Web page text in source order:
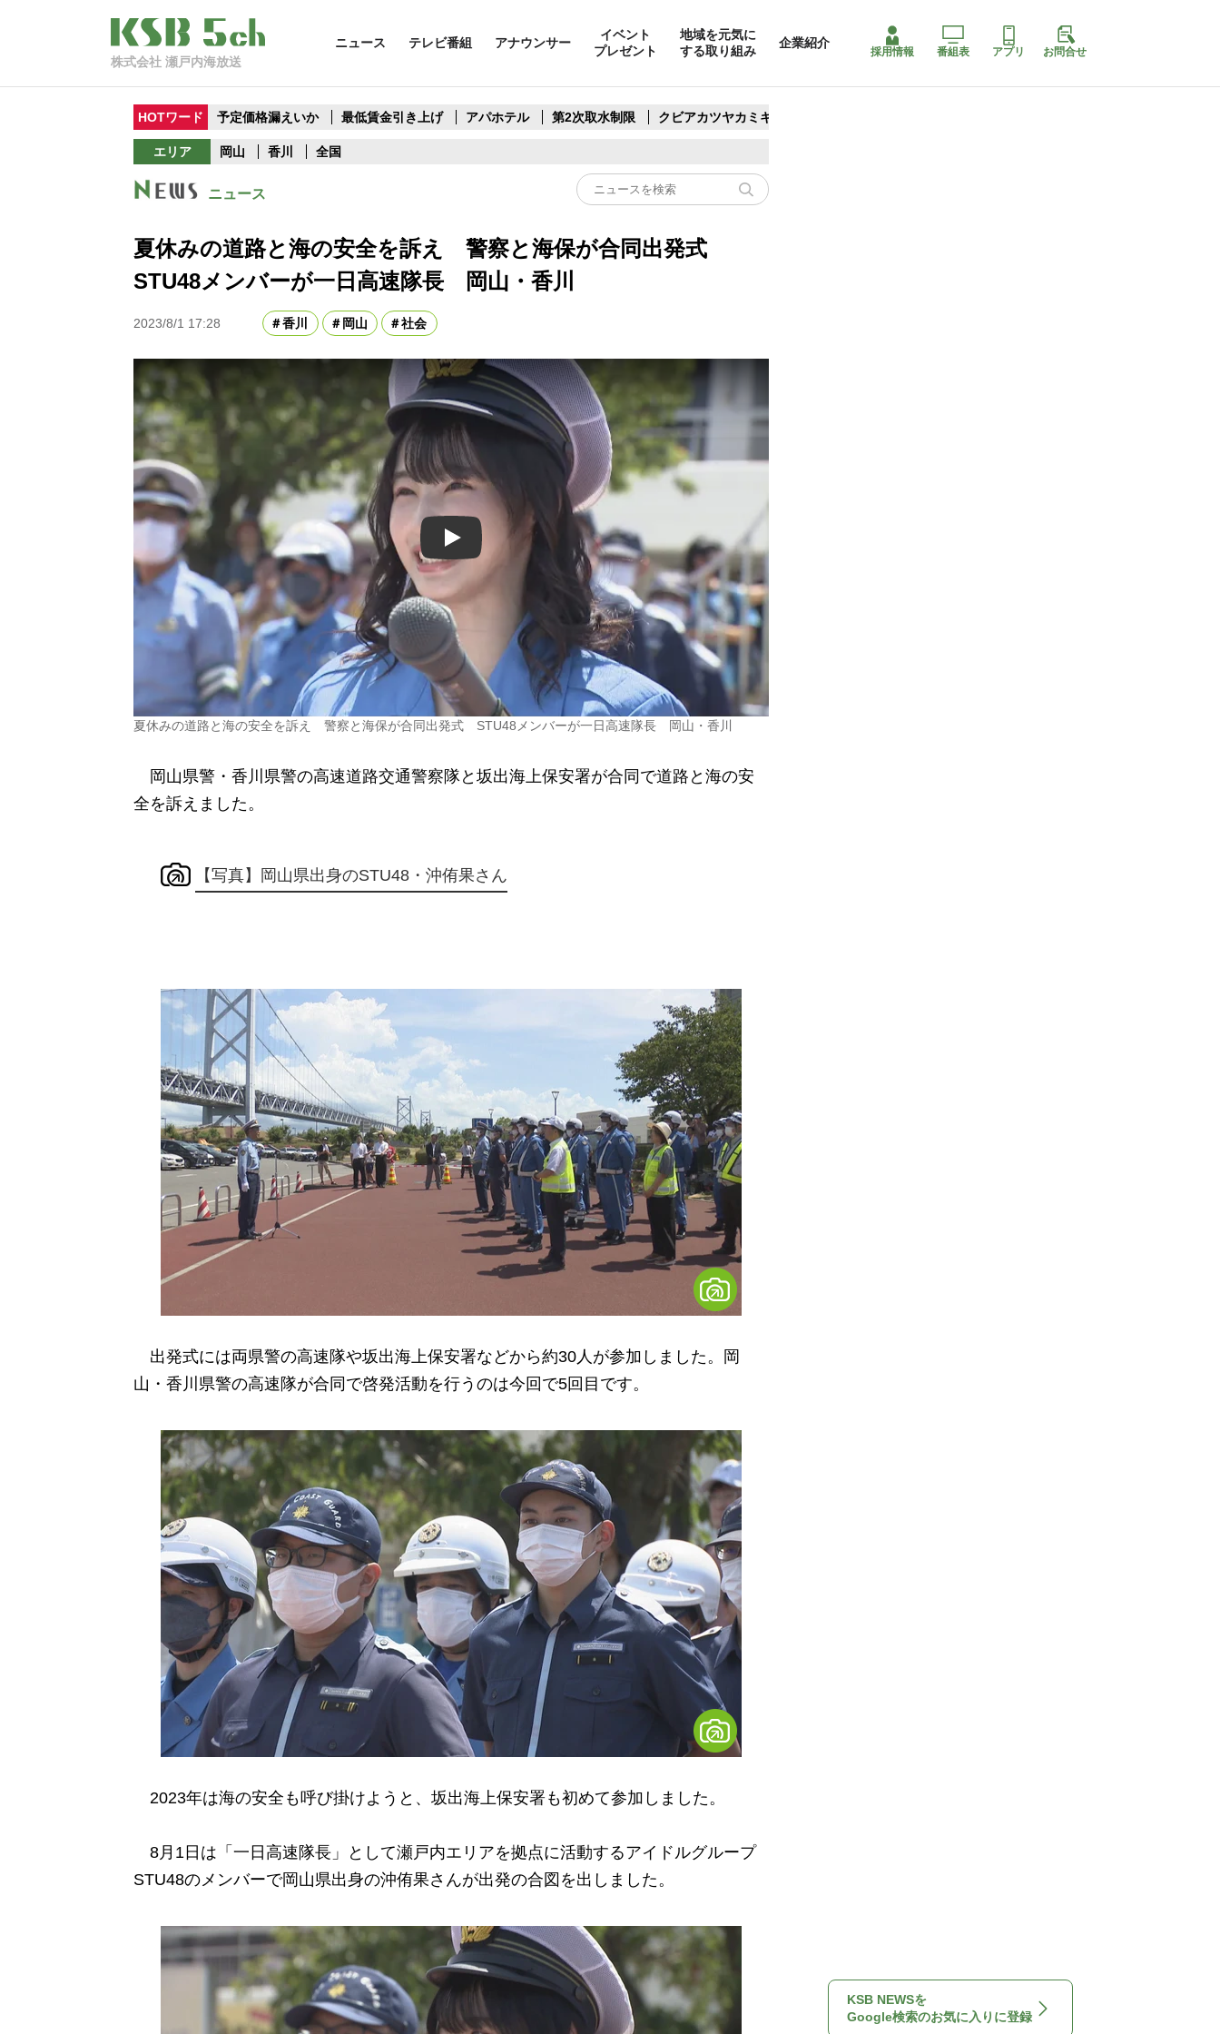
株式会社 瀬戸内海放送
ニュース テレビ番組 アナウンサー
イベント
プレゼント
地域を元気に
する取り組み
企業紹介
採用情報 番組表 アプリ お問合せ
HOTワード 予定価格漏えいか 最低賃金引き上げ アパホテル 第2次取水制限 クビアカツヤカミキリ
エリア 岡山 香川 全国
ニュース
夏休みの道路と海の安全を訴え 警察と海保が合同出発式
STU48メンバーが一日高速隊長 岡山・香川
2023/8/1 17:28 香川 岡山 社会
Play
夏休みの道路と海の安全を訴え 警察と海保が合同出発式 STU48メンバーが一日高速隊長 岡山・香川
岡山県警・香川県警の高速道路交通警察隊と坂出海上保安署が合同で道路と海の安
全を訴えました。
【写真】岡山県出身のSTU48・沖侑果さん
出発式には両県警の高速隊や坂出海上保安署などから約30人が参加しました。岡
山・香川県警の高速隊が合同で啓発活動を行うのは今回で5回目です。
2023年は海の安全も呼び掛けようと、坂出海上保安署も初めて参加しました。
8月1日は「一日高速隊長」として瀬戸内エリアを拠点に活動するアイドルグループ
STU48のメンバーで岡山県出身の沖侑果さんが出発の合図を出しました。
KSB NEWSを
Google検索のお気に入りに登録